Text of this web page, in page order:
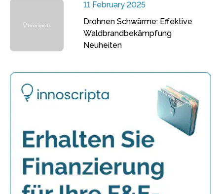
11 February 2025
Drohnen Schwärme: Effektive
Waldbrandbekämpfung
Neuheiten